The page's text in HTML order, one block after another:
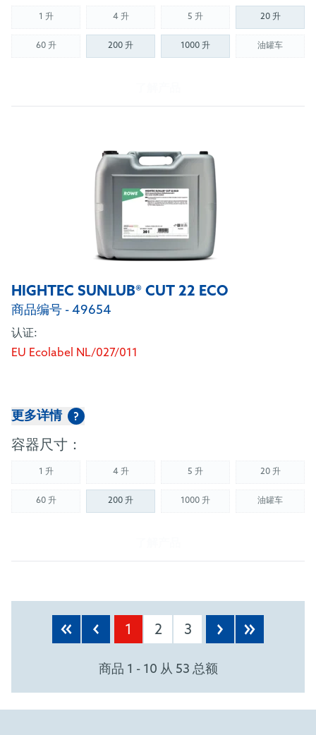
1 升(Not available) 4 升(Not available) 5 升(Not available) 20 升
60 升(Not available) 200 升 1000 升 油罐车
(Not
HIGHTEC SUNLUB® CUT 22 ECO
商品编号 - 49654
认证:
EU Ecolabel NL/027/011
更多详情 ?
容器尺寸：
1 升(Not available) 4 升(Not available) 5 升(Not available) 20 升
(Not
60 升(Not available) 200 升 1000 升(Not available) 油罐车
(Not
1 2 3
商品 1 - 10 从 53 总额